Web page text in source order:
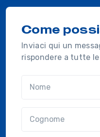
Come
Inviaci qui un
rispondere a tutte